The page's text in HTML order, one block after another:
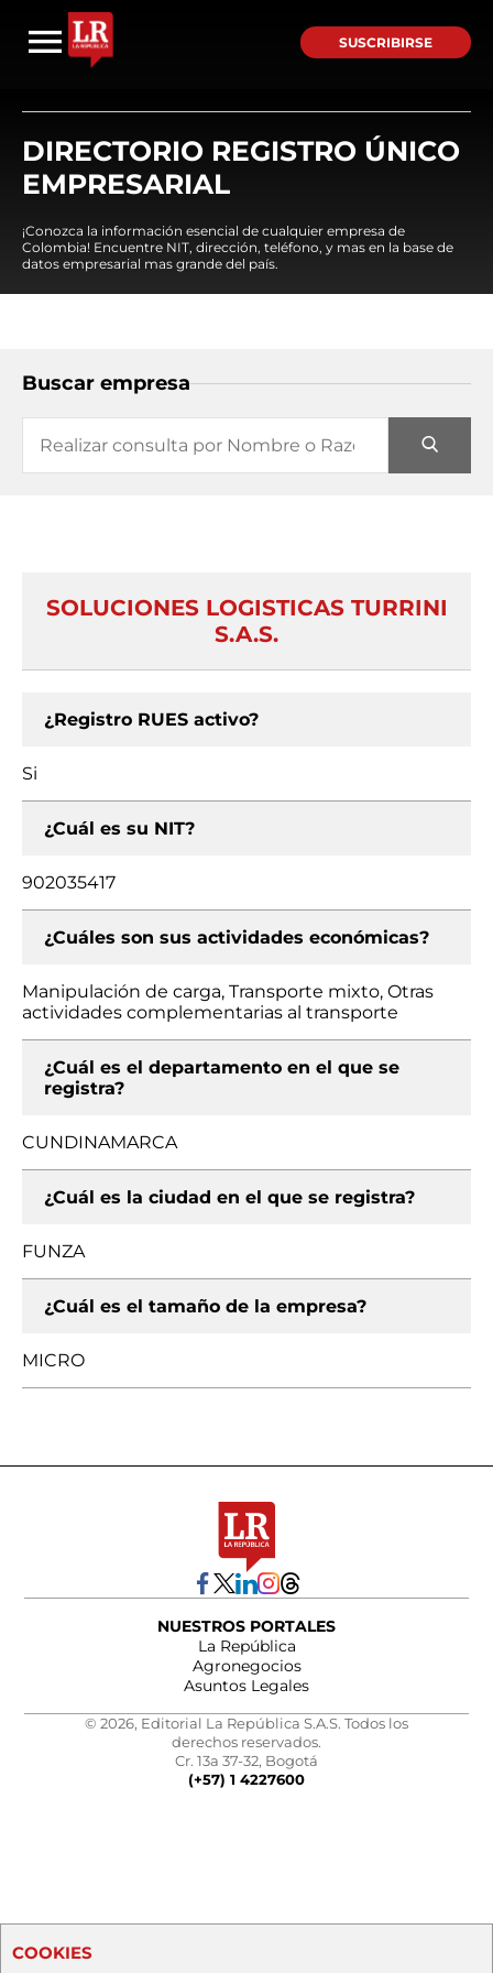
SUSCRIBIRSE
DIRECTORIO REGISTRO ÚNICO
EMPRESARIAL
¡Conozca la información esencial de cualquier empresa de
Colombia! Encuentre NIT, dirección, teléfono, y mas en la base de
datos empresarial mas grande del país.
Buscar empresa
SOLUCIONES LOGISTICAS TURRINI
S.A.S.
¿Registro RUES activo?
Si
¿Cuál es su NIT?
902035417
¿Cuáles son sus actividades económicas?
Manipulación de carga, Transporte mixto, Otras
actividades complementarias al transporte
¿Cuál es el departamento en el que se
registra?
CUNDINAMARCA
¿Cuál es la ciudad en el que se registra?
FUNZA
¿Cuál es el tamaño de la empresa?
MICRO
NUESTROS PORTALES
La República
Agronegocios
Asuntos Legales
© 2026, Editorial La República S.A.S. Todos los
derechos reservados.
Cr. 13a 37-32, Bogotá
(+57) 1 4227600
COOKIES